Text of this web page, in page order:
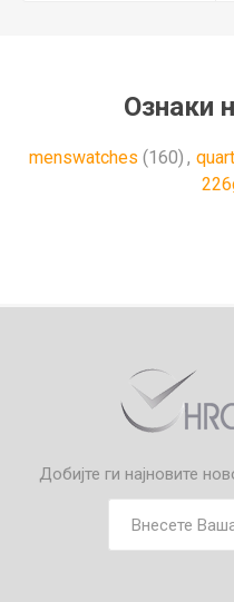
Ознаки
menswatches (160) ,
Добијте ги најновите